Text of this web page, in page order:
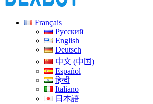
Français
Русский
English
Deutsch
中文 (中国)
Español
हिन्दी
Italiano
日本語